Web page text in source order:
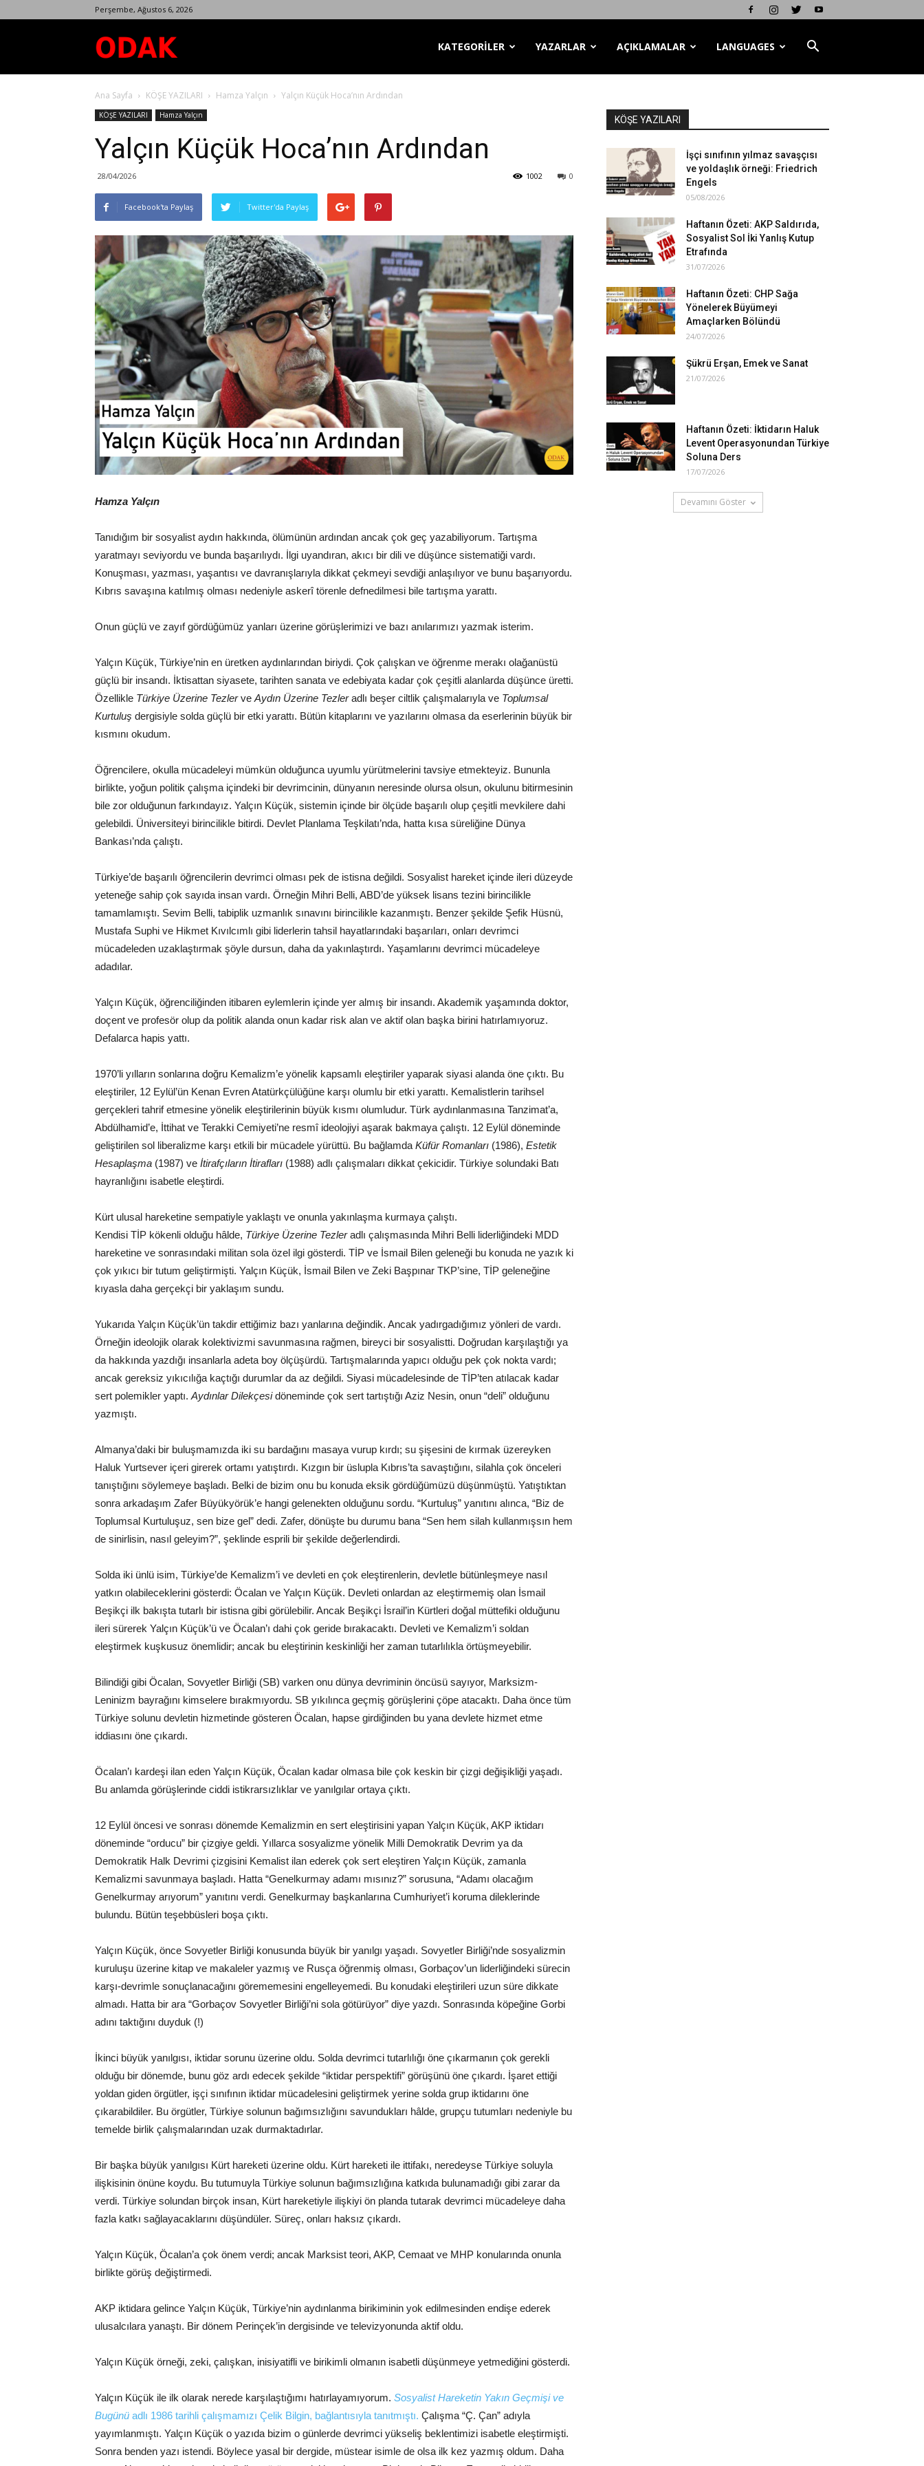
Perşembe, Ağustos 6, 2026
Dergisi
KATEGORİLER YAZARLAR AÇIKLAMALAR LANGUAGES
Ana Sayfa KÖŞE YAZILARI Hamza Yalçın Yalçın Küçük Hoca’nın Ardından
KÖŞE YAZILARI Hamza Yalçın
Yalçın Küçük Hoca’nın Ardından
28/04/2026 0
1002
Facebook'ta Paylaş Twitter'da Paylaş
Hamza Yalçın
Tanıdığım bir sosyalist aydın hakkında, ölümünün ardından ancak çok geç yazabiliyorum. Tartışma
yaratmayı seviyordu ve bunda başarılıydı. İlgi uyandıran, akıcı bir dili ve düşünce sistematiği vardı.
Konuşması, yazması, yaşantısı ve davranışlarıyla dikkat çekmeyi sevdiği anlaşılıyor ve bunu başarıyordu.
Kıbrıs savaşına katılmış olması nedeniyle askerî törenle defnedilmesi bile tartışma yarattı.
Onun güçlü ve zayıf gördüğümüz yanları üzerine görüşlerimizi ve bazı anılarımızı yazmak isterim.
Yalçın Küçük, Türkiye’nin en üretken aydınlarından biriydi. Çok çalışkan ve öğrenme merakı olağanüstü
güçlü bir insandı. İktisattan siyasete, tarihten sanata ve edebiyata kadar çok çeşitli alanlarda düşünce üretti.
Özellikle Türkiye Üzerine Tezlerve Aydın Üzerine Tezleradlı beşer ciltlik çalışmalarıyla ve Toplumsal
Kurtuluş dergisiyle solda güçlü bir etki yarattı. Bütün kitaplarını ve yazılarını olmasa da eserlerinin büyük bir
kısmını okudum.
Öğrencilere, okulla mücadeleyi mümkün olduğunca uyumlu yürütmelerini tavsiye etmekteyiz. Bununla
birlikte, yoğun politik çalışma içindeki bir devrimcinin, dünyanın neresinde olursa olsun, okulunu bitirmesinin
bile zor olduğunun farkındayız. Yalçın Küçük, sistemin içinde bir ölçüde başarılı olup çeşitli mevkilere dahi
gelebildi. Üniversiteyi birincilikle bitirdi. Devlet Planlama Teşkilatı’nda, hatta kısa süreliğine Dünya
Bankası’nda çalıştı.
Türkiye’de başarılı öğrencilerin devrimci olması pek de istisna değildi. Sosyalist hareket içinde ileri düzeyde
yeteneğe sahip çok sayıda insan vardı. Örneğin Mihri Belli, ABD’de yüksek lisans tezini birincilikle
tamamlamıştı. Sevim Belli, tabiplik uzmanlık sınavını birincilikle kazanmıştı. Benzer şekilde Şefik Hüsnü,
Mustafa Suphi ve Hikmet Kıvılcımlı gibi liderlerin tahsil hayatlarındaki başarıları, onları devrimci
mücadeleden uzaklaştırmak şöyle dursun, daha da yakınlaştırdı. Yaşamlarını devrimci mücadeleye
adadılar.
Yalçın Küçük, öğrenciliğinden itibaren eylemlerin içinde yer almış bir insandı. Akademik yaşamında doktor,
doçent ve profesör olup da politik alanda onun kadar risk alan ve aktif olan başka birini hatırlamıyoruz.
Defalarca hapis yattı.
1970’li yılların sonlarına doğru Kemalizm’e yönelik kapsamlı eleştiriler yaparak siyasi alanda öne çıktı. Bu
eleştiriler, 12 Eylül’ün Kenan Evren Atatürkçülüğüne karşı olumlu bir etki yarattı. Kemalistlerin tarihsel
gerçekleri tahrif etmesine yönelik eleştirilerinin büyük kısmı olumludur. Türk aydınlanmasına Tanzimat’a,
Abdülhamid’e, İttihat ve Terakki Cemiyeti’ne resmî ideolojiyi aşarak bakmaya çalıştı. 12 Eylül döneminde
geliştirilen sol liberalizme karşı etkili bir mücadele yürüttü. Bu bağlamda Küfür Romanları (1986), Estetik
Hesaplaşma (1987) ve İtirafçıların İtirafları (1988) adlı çalışmaları dikkat çekicidir. Türkiye solundaki Batı
hayranlığını isabetle eleştirdi.
Kürt ulusal hareketine sempatiyle yaklaştı ve onunla yakınlaşma kurmaya çalıştı.
Kendisi TİP kökenli olduğu hâlde, Türkiye Üzerine Tezleradlı çalışmasında Mihri Belli liderliğindeki MDD
hareketine ve sonrasındaki militan sola özel ilgi gösterdi. TİP ve İsmail Bilen geleneği bu konuda ne yazık ki
çok yıkıcı bir tutum geliştirmişti. Yalçın Küçük, İsmail Bilen ve Zeki Başpınar TKP’sine, TİP geleneğine
kıyasla daha gerçekçi bir yaklaşım sundu.
Yukarıda Yalçın Küçük’ün takdir ettiğimiz bazı yanlarına değindik. Ancak yadırgadığımız yönleri de vardı.
Örneğin ideolojik olarak kolektivizmi savunmasına rağmen, bireyci bir sosyalistti. Doğrudan karşılaştığı ya
da hakkında yazdığı insanlarla adeta boy ölçüşürdü. Tartışmalarında yapıcı olduğu pek çok nokta vardı;
ancak gereksiz yıkıcılığa kaçtığı durumlar da az değildi. Siyasi mücadelesinde de TİP’ten atılacak kadar
sert polemikler yaptı. Aydınlar Dilekçesidöneminde çok sert tartıştığı Aziz Nesin, onun “deli” olduğunu
yazmıştı.
Almanya’daki bir buluşmamızda iki su bardağını masaya vurup kırdı; su şişesini de kırmak üzereyken
Haluk Yurtsever içeri girerek ortamı yatıştırdı. Kızgın bir üslupla Kıbrıs’ta savaştığını, silahla çok önceleri
tanıştığını söylemeye başladı. Belki de bizim onu bu konuda eksik gördüğümüzü düşünmüştü. Yatıştıktan
sonra arkadaşım Zafer Büyükyörük’e hangi gelenekten olduğunu sordu. “Kurtuluş” yanıtını alınca, “Biz de
Toplumsal Kurtuluşuz, sen bize gel” dedi. Zafer, dönüşte bu durumu bana “Sen hem silah kullanmışsın hem
de sinirlisin, nasıl geleyim?”, şeklinde esprili bir şekilde değerlendirdi.
Solda iki ünlü isim, Türkiye’de Kemalizm’i ve devleti en çok eleştirenlerin, devletle bütünleşmeye nasıl
yatkın olabileceklerini gösterdi: Öcalan ve Yalçın Küçük. Devleti onlardan az eleştirmemiş olan İsmail
Beşikçi ilk bakışta tutarlı bir istisna gibi görülebilir. Ancak Beşikçi İsrail’in Kürtleri doğal müttefiki olduğunu
ileri sürerek Yalçın Küçük’ü ve Öcalan’ı dahi çok geride bırakacaktı. Devleti ve Kemalizm’i soldan
eleştirmek kuşkusuz önemlidir; ancak bu eleştirinin keskinliği her zaman tutarlılıkla örtüşmeyebilir.
Bilindiği gibi Öcalan, Sovyetler Birliği (SB) varken onu dünya devriminin öncüsü sayıyor, Marksizm-
Leninizm bayrağını kimselere bırakmıyordu. SB yıkılınca geçmiş görüşlerini çöpe atacaktı. Daha önce tüm
Türkiye solunu devletin hizmetinde gösteren Öcalan, hapse girdiğinden bu yana devlete hizmet etme
iddiasını öne çıkardı.
Öcalan’ı kardeşi ilan eden Yalçın Küçük, Öcalan kadar olmasa bile çok keskin bir çizgi değişikliği yaşadı.
Bu anlamda görüşlerinde ciddi istikrarsızlıklar ve yanılgılar ortaya çıktı.
12 Eylül öncesi ve sonrası dönemde Kemalizmin en sert eleştirisini yapan Yalçın Küçük, AKP iktidarı
döneminde “orducu” bir çizgiye geldi. Yıllarca sosyalizme yönelik Milli Demokratik Devrim ya da
Demokratik Halk Devrimi çizgisini Kemalist ilan ederek çok sert eleştiren Yalçın Küçük, zamanla
Kemalizmi savunmaya başladı. Hatta “Genelkurmay adamı mısınız?” sorusuna, “Adamı olacağım
Genelkurmay arıyorum” yanıtını verdi. Genelkurmay başkanlarına Cumhuriyet’i koruma dileklerinde
bulundu. Bütün teşebbüsleri boşa çıktı.
Yalçın Küçük, önce Sovyetler Birliği konusunda büyük bir yanılgı yaşadı. Sovyetler Birliği’nde sosyalizmin
kuruluşu üzerine kitap ve makaleler yazmış ve Rusça öğrenmiş olması, Gorbaçov’un liderliğindeki sürecin
karşı-devrimle sonuçlanacağını görememesini engelleyemedi. Bu konudaki eleştirileri uzun süre dikkate
almadı. Hatta bir ara “Gorbaçov Sovyetler Birliği’ni sola götürüyor” diye yazdı. Sonrasında köpeğine Gorbi
adını taktığını duyduk (!)
İkinci büyük yanılgısı, iktidar sorunu üzerine oldu. Solda devrimci tutarlılığı öne çıkarmanın çok gerekli
olduğu bir dönemde, bunu göz ardı edecek şekilde “iktidar perspektifi” görüşünü öne çıkardı. İşaret ettiği
yoldan giden örgütler, işçi sınıfının iktidar mücadelesini geliştirmek yerine solda grup iktidarını öne
çıkarabildiler. Bu örgütler, Türkiye solunun bağımsızlığını savundukları hâlde, grupçu tutumları nedeniyle bu
temelde birlik çalışmalarından uzak durmaktadırlar.
Bir başka büyük yanılgısı Kürt hareketi üzerine oldu. Kürt hareketi ile ittifakı, neredeyse Türkiye soluyla
ilişkisinin önüne koydu. Bu tutumuyla Türkiye solunun bağımsızlığına katkıda bulunamadığı gibi zarar da
verdi. Türkiye solundan birçok insan, Kürt hareketiyle ilişkiyi ön planda tutarak devrimci mücadeleye daha
fazla katkı sağlayacaklarını düşündüler. Süreç, onları haksız çıkardı.
Yalçın Küçük, Öcalan’a çok önem verdi; ancak Marksist teori, AKP, Cemaat ve MHP konularında onunla
birlikte görüş değiştirmedi.
AKP iktidara gelince Yalçın Küçük, Türkiye’nin aydınlanma birikiminin yok edilmesinden endişe ederek
ulusalcılara yanaştı. Bir dönem Perinçek’in dergisinde ve televizyonunda aktif oldu.
Yalçın Küçük örneği, zeki, çalışkan, inisiyatifli ve birikimli olmanın isabetli düşünmeye yetmediğini gösterdi.
Yalçın Küçük ile ilk olarak nerede karşılaştığımı hatırlayamıyorum. Sosyalist Hareketin Yakın Geçmişi ve
Bugünü adlı 1986 tarihli çalışmamızı Çelik Bilgin, bağlantısıyla tanıtmıştı. Çalışma “Ç. Çan” adıyla
yayımlanmıştı. Yalçın Küçük o yazıda bizim o günlerde devrimci yükseliş beklentimizi isabetle eleştirmişti.
Sonra benden yazı istendi. Böylece yasal bir dergide, müstear isimle de olsa ilk kez yazmış oldum. Daha
KÖŞE YAZILARI
İşçi sınıfının yılmaz savaşçısı
ve yoldaşlık örneği: Friedrich
Engels
05/08/2026
Haftanın Özeti: AKP Saldırıda,
Sosyalist Sol İki Yanlış Kutup
Etrafında
31/07/2026
Haftanın Özeti: CHP Sağa
Yönelerek Büyümeyi
Amaçlarken Bölündü
24/07/2026
Şükrü Erşan, Emek ve Sanat
21/07/2026
Haftanın Özeti: İktidarın Haluk
Levent Operasyonundan Türkiye
Soluna Ders
17/07/2026
Devamını Göster